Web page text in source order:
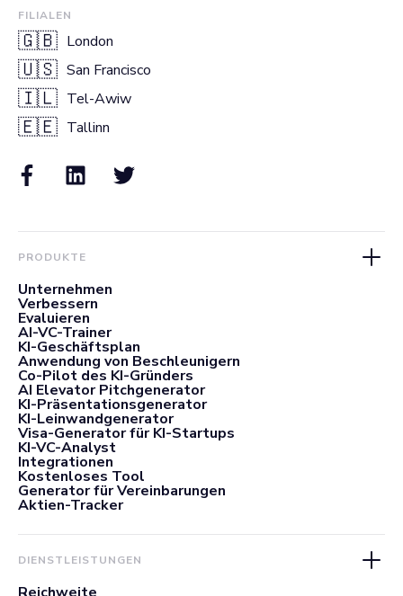
FILIALEN
🇬🇧 London
🇺🇸 San Francisco
🇮🇱 Tel-Awiw
🇪🇪 Tallinn
PRODUKTE
Unternehmen
Verbessern
Evaluieren
AI-VC-Trainer
KI-Geschäftsplan
Anwendung von Beschleunigern
Co-Pilot des KI-Gründers
AI Elevator Pitchgenerator
KI-Präsentationsgenerator
KI-Leinwandgenerator
Visa-Generator für KI-Startups
KI-VC-Analyst
Integrationen
Kostenloses Tool
Generator für Vereinbarungen
Aktien-Tracker
DIENSTLEISTUNGEN
Reichweite